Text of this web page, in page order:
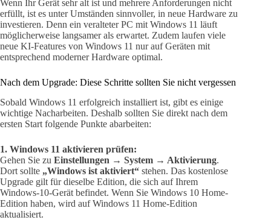
Wenn Ihr Gerät sehr alt ist und mehrere Anforderungen nicht
erfüllt, ist es unter Umständen sinnvoller, in neue Hardware zu
investieren. Denn ein veralteter PC mit Windows 11 läuft
möglicherweise langsamer als erwartet. Zudem laufen viele
neue KI-Features von Windows 11 nur auf Geräten mit
entsprechend moderner Hardware optimal.
Nach dem Upgrade: Diese Schritte sollten Sie nicht vergessen
Sobald Windows 11 erfolgreich installiert ist, gibt es einige
wichtige Nacharbeiten. Deshalb sollten Sie direkt nach dem
ersten Start folgende Punkte abarbeiten:
1. Windows 11 aktivieren prüfen:
Gehen Sie zu Einstellungen → System → Aktivierung.
Dort sollte „Windows ist aktiviert“ stehen. Das kostenlose
Upgrade gilt für dieselbe Edition, die sich auf Ihrem
Windows-10-Gerät befindet. Wenn Sie Windows 10 Home-
Edition haben, wird auf Windows 11 Home-Edition
aktualisiert.